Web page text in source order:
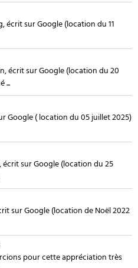
écrit sur Google (location du 11
écrit sur Google (location du 20
...
Google ( location du 05 juillet 2025)
écrit sur Google (location du 25
sur Google (location de Noël 2022
pour cette appréciation très